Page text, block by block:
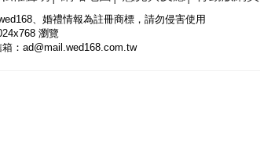
、婚禮情報為註冊商標，請勿侵害使用
瀏覽
：ad@mail.wed168.com.tw